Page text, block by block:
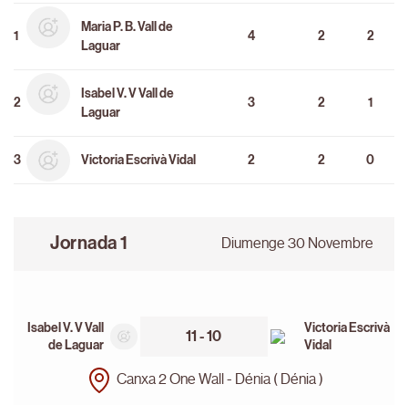
1
Maria P. B. Vall de
Laguar
4 2 2
2
Isabel V. V Vall de
Laguar
3 2 1
3 Victoria Escrivà Vidal 2 2 0
Jornada 1 Diumenge 30 Novembre
Isabel V. V Vall
de Laguar
11 - 10
Victoria Escrivà
Vidal
Canxa 2 One Wall - Dénia ( Dénia )